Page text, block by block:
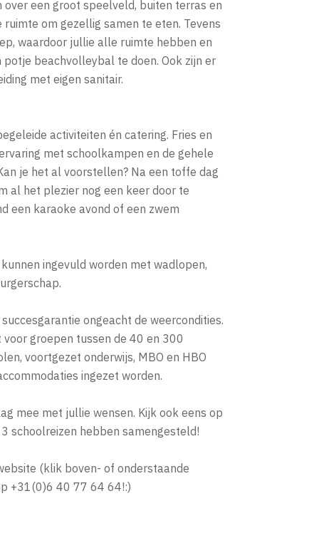
over een groot speelveld, buiten terras en
om gezellig samen te eten. Tevens
waardoor jullie alle ruimte hebben en
beachvolleybal te doen. Ook zijn er
met eigen sanitair.
activiteiten én catering. Fries en
met schoolkampen en de gehele
je het al voorstellen? Na een toffe dag
al het plezier nog een keer door te
een karaoke avond of een zwem
ingevuld worden met wadlopen,
ongeacht de weercondities.
groepen tussen de 40 en 300
voortgezet onderwijs, MBO en HBO
ingezet worden.
mee met jullie wensen. Kijk ook eens op
schoolreizen hebben samengesteld!
(klik boven- of onderstaande
+31(0)6 40 77 64 64!:)